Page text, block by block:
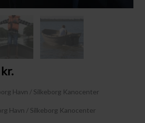
kr.
Havn / Silkeborg Kanocenter
Havn / Silkeborg Kanocenter